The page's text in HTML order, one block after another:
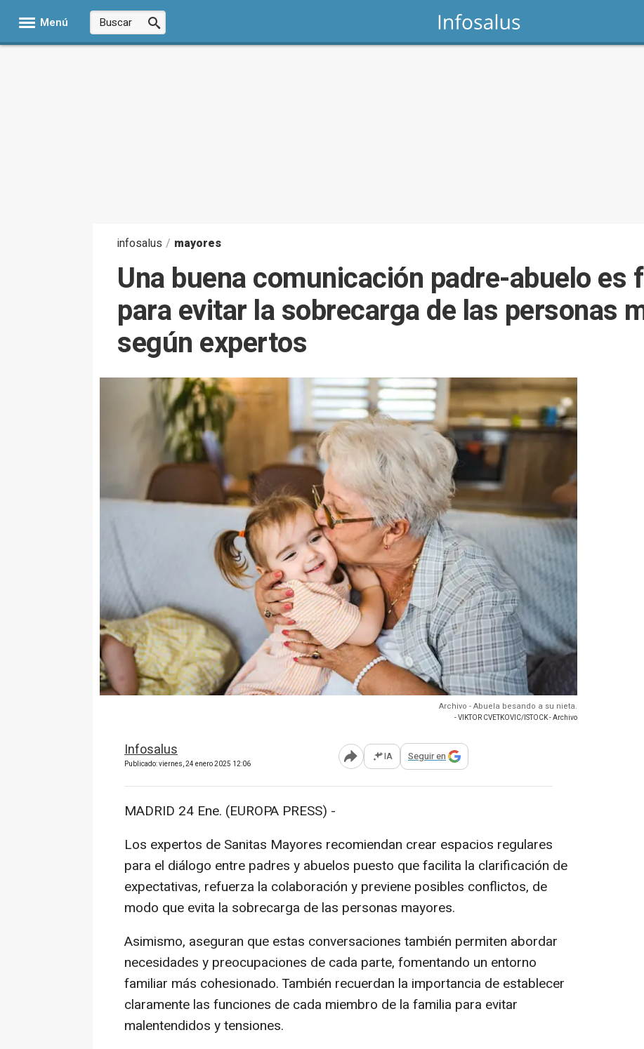
Menú
infosalus / mayores
Una buena comunicación padre-abuelo es
para evitar la sobrecarga de las personas
según expertos
Archivo - Abuela besando a su nieta.
- VIKTOR CVETKOVIC/ISTOCK - Archivo
Infosalus
Publicado: viernes, 24 enero 2025 12:06 Abrir opciones para compartir
IA Seguir en
MADRID 24 Ene. (EUROPA PRESS) -
Los expertos de Sanitas Mayores recomiendan crear espacios regulares
para el diálogo entre padres y abuelos puesto que facilita la clarificación de
expectativas, refuerza la colaboración y previene posibles conflictos, de
modo que evita la sobrecarga de las personas mayores.
Asimismo, aseguran que estas conversaciones también permiten abordar
necesidades y preocupaciones de cada parte, fomentando un entorno
familiar más cohesionado. También recuerdan la importancia de establecer
claramente las funciones de cada miembro de la familia para evitar
malentendidos y tensiones.